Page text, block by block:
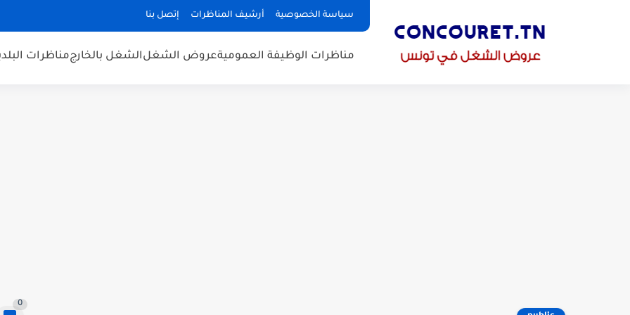
سياسة الخصوصية أرشيف المناظرات إتصل بنا
مناظرات الوظيفة العموميةعروض الشغلالشغل بالخارجمناظرات
0